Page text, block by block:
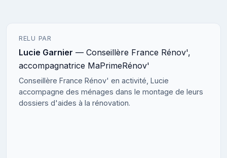
RELU PAR
Lucie Garnier — Conseillère France Rénov',
accompagnatrice MaPrimeRénov'
Conseillère France Rénov' en activité, Lucie
accompagne des ménages dans le montage de leurs
dossiers d'aides à la rénovation.